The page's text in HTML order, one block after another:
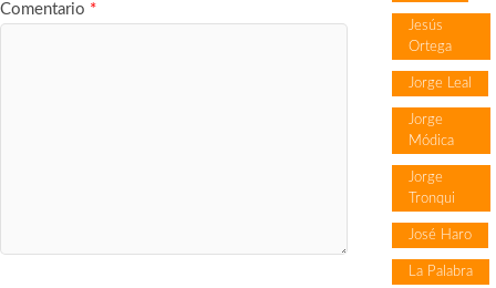
Comentario *
Jesús
Ortega
Jorge Leal
Jorge
Módica
Jorge
Tronqui
José Haro
La Palabra